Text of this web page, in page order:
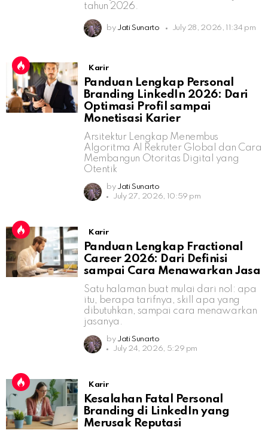
tahun 2026.
by Jati Sunarto July 28, 2026, 11:34 pm
Karir
Panduan Lengkap Personal
Branding LinkedIn 2026: Dari
Optimasi Profil sampai
Monetisasi Karier
Arsitektur Lengkap Menembus
Algoritma AI Rekruter Global dan Cara
Membangun Otoritas Digital yang
Otentik
by Jati Sunarto
July 27, 2026, 10:59 pm
Karir
Panduan Lengkap Fractional
Career 2026: Dari Definisi
sampai Cara Menawarkan Jasa
Satu halaman buat mulai dari nol: apa
itu, berapa tarifnya, skill apa yang
dibutuhkan, sampai cara menawarkan
jasanya.
by Jati Sunarto
July 24, 2026, 5:29 pm
Karir
Kesalahan Fatal Personal
Branding di LinkedIn yang
Merusak Reputasi